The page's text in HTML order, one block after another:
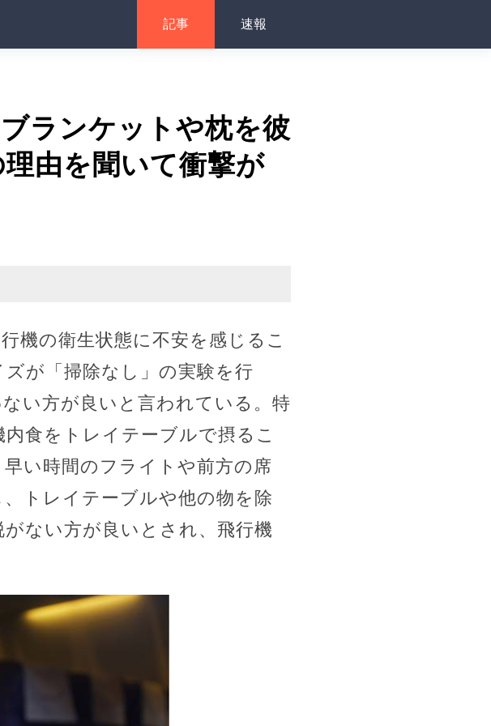
記事 速報
ランケットや枕を彼
由を聞いて衝撃が
機の衛生状態に不安を感じるこ
が「掃除なし」の実験を行
い方が良いと言われている。特
食をトレイテーブルで摂るこ
い時間のフライトや前方の席
トレイテーブルや他の物を除
ない方が良いとされ、飛行機